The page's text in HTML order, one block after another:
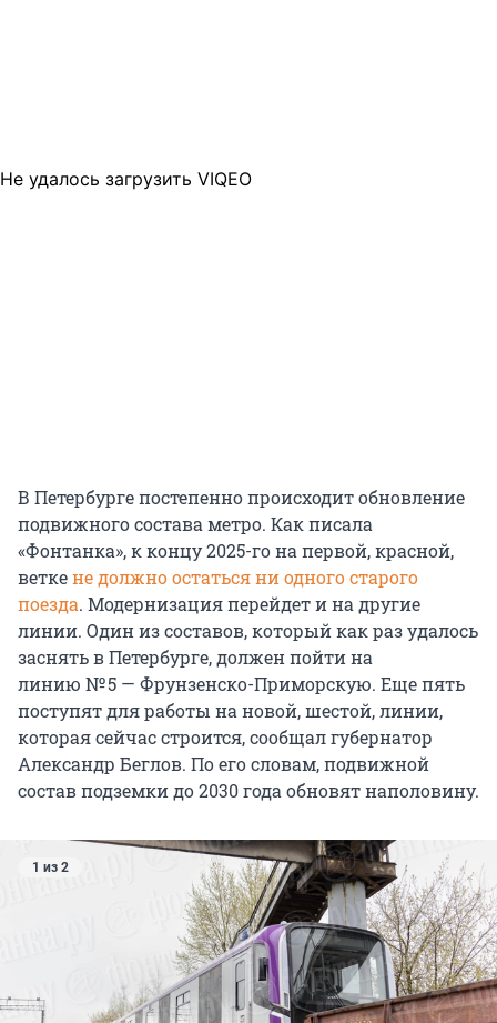
Не удалось загрузить VIQEO
В Петербурге постепенно происходит обновление
подвижного состава метро. Как писала
«Фонтанка», к концу2025-гона первой, красной,
веткене должно остаться ни одного старого
поезда. Модернизация перейдет и на другие
линии. Один из составов, который как раз удалось
заснять в Петербурге, должен пойти на
линию № 5 — Фрунзенско-Приморскую. Еще пять
поступят для работы на новой, шестой, линии,
которая сейчас строится, сообщал губернатор
Александр Беглов. По его словам, подвижной
состав подземки до2030 года обновят наполовину.
1 из 2